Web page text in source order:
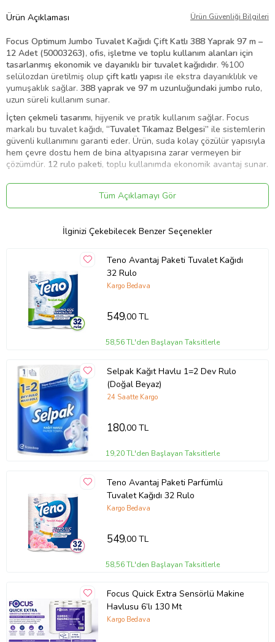
Ürün Açıklaması Ürün Güvenliği Bilgileri
Focus Optimum Jumbo Tuvalet Kağıdı Çift Katlı 388 Yaprak 97 m –
12 Adet (50003263), ofis, işletme ve toplu kullanım alanları için
tasarlanmış ekonomik ve dayanıklı bir tuvalet kağıdıdır. %100
selülozdan üretilmiş olup çift katlı yapısı ile ekstra dayanıklılık ve
yumuşaklık sağlar. 388 yaprak ve 97 m uzunluğundaki jumbo rulo,
uzun süreli kullanım sunar.
İçten çekmeli tasarımı, hijyenik ve pratik kullanım sağlar. Focus
markalı bu tuvalet kağıdı, “Tuvalet Tıkamaz Belgesi” ile sistemlerin
güvenli kullanımını garanti eder. Ürün, suda kolay çözülür yapısıyla
hem çevre dostu hem de bina altyapısına zarar vermeyen bir
çözümdür. 12 rulo paketi, toplu kullanımda ekonomik avantaj sunar.
Focus Optimum Jumbo Tuvalet Kağıdı ürününün öne çıkan
%100 selülozile üretilmiş doğal ve dayanıklı yapı
tasarım ile yüksek dayanıklılık ve yumuşaklık
hijyenik ve pratik kullanım
Tuvalet Tıkamaz Belgesi
ile güvenli kullanım
12 rulo paketiile ekonomik ve toplu kullanım
Suda kolay çözülüryapı sayesinde çevre ve altyapıya dost
Tüm Açıklamayı Gör
İlginizi Çekebilecek Benzer Seçenekler
Teno Avantaj Paketi Tuvalet Kağıdı
32 Rulo
Kargo Bedava
549,00 TL
58,56 TL'den Başlayan Taksitlerle
Selpak Kağıt Havlu 1=2 Dev Rulo
(Doğal Beyaz)
24 Saatte Kargo
180,00 TL
19,20 TL'den Başlayan Taksitlerle
Teno Avantaj Paketi Parfümlü
Tuvalet Kağıdı 32 Rulo
Kargo Bedava
549,00 TL
58,56 TL'den Başlayan Taksitlerle
Focus Quick Extra Sensörlü Makine
Havlusu 6’lı 130 Mt
Kargo Bedava